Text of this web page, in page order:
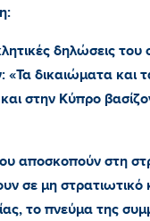
δηλώσεις του
«Τα δικαιώματα και
στην Κύπρο
αποσκοπούν στη
σε μη στρατιωτικό
το πνεύμα της